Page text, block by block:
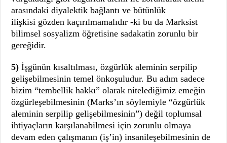
arasındaki diyalektik bağlantı ve bütünlük
ilişkisi gözden kaçırılmamalıdır -ki bu da Marksist
bilimsel sosyalizm öğretisine sadakatin zorunlu bir
gereğidir.
5)İşgünün kısaltılması, özgürlük aleminin serpilip
gelişebilmesinin temel önkoşuludur. Bu adım sadece
bizim “tembellik hakkı” olarak nitelediğimiz emeğin
özgürleşebilmesinin (Marks’ın söylemiyle “özgürlük
aleminin serpilip gelişebilmesinin”) değil toplumsal
ihtiyaçların karşılanabilmesi için zorunlu olmaya
devam eden çalışmanın (iş’in) insanileşebilmesinin de